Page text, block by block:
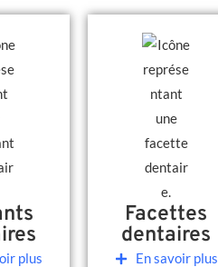
plus
Facettes
dentaires
En savoir plus